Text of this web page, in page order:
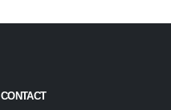
CONTACT